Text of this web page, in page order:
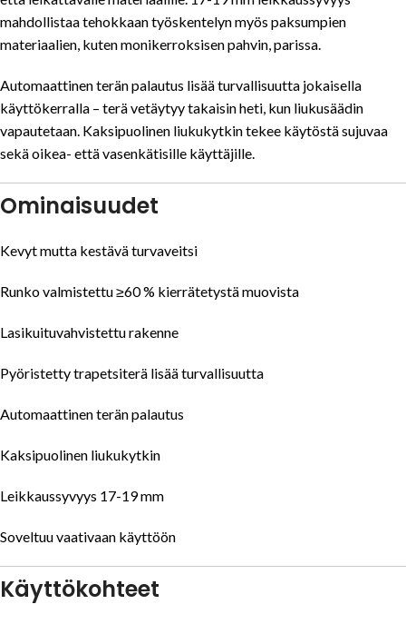
mahdollistaa tehokkaan työskentelyn myös paksumpien
materiaalien, kuten monikerroksisen pahvin, parissa.
Automaattinen terän palautus lisää turvallisuutta jokaisella
käyttökerralla – terä vetäytyy takaisin heti, kun liukusäädin
vapautetaan. Kaksipuolinen liukukytkin tekee käytöstä sujuvaa
sekä oikea- että vasenkätisille käyttäjille.
Ominaisuudet
Kevyt mutta kestävä turvaveitsi
Runko valmistettu ≥60 % kierrätetystä muovista
Lasikuituvahvistettu rakenne
Pyöristetty trapetsiterä lisää turvallisuutta
Automaattinen terän palautus
Kaksipuolinen liukukytkin
Leikkaussyvyys 17-19 mm
Soveltuu vaativaan käyttöön
Käyttökohteet